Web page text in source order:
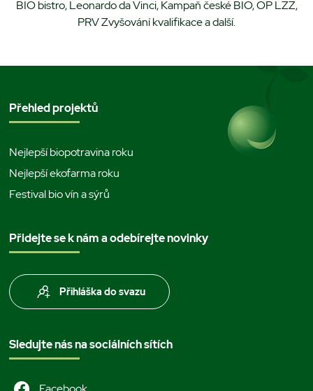
BIO bistro, Leonardo da Vinci, Kampaň české BIO, OP LZZ,
PRV Zvyšování kvalifikace a další.
Přehled projektů
Nejlepší biopotravina roku
Nejlepší ekofarma roku
Festival bio vín a sýrů
Přidejte se k nám a odebírejte novinky
Přihláška do svazu
Sledujte nás na sociálních sítích